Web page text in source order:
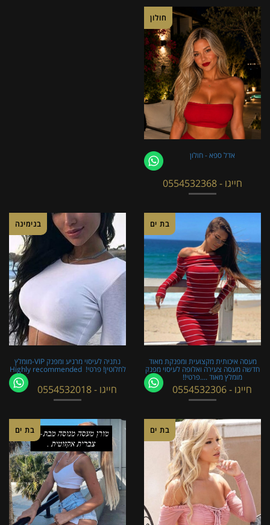
חולון
אדל ספא - חולון
חייגו - 0554532368
בנימינה
נתניה לעיסוי מרגיע ומפנק VIP-מומלץ
לחלוטין! פרטי! ​​​​​​ Highly recommended
חייגו - 0554532018
בת ים
מעסה איכותית מקצועית ומפנקת מאוד
חדשה מעסה צעירה ואלופה לעיסוי מפנק
מומלץ מאוד ....פרטי!!
חייגו - 0554532306
בת ים בת ים